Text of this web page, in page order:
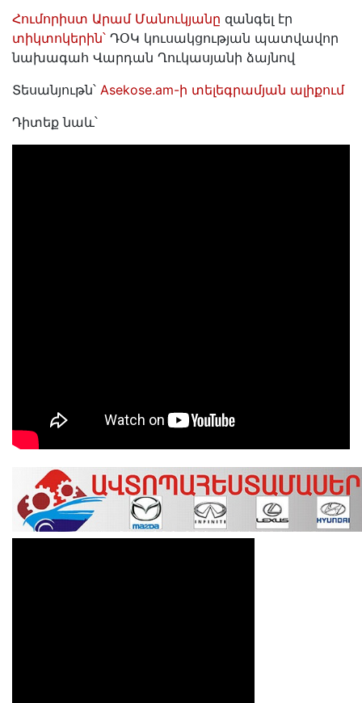
Հումորիստ Արամ Մանուկյանը զանգել էր
տիկտոկերին՝ ԴՕԿ կուսակցության պատվավոր
նախագահ Վարդան Ղուկասյանի ձայնով
Տեսանյութն՝ Asekose.am-ի տելեգրամյան ալիքում
Դիտեք նաև՝